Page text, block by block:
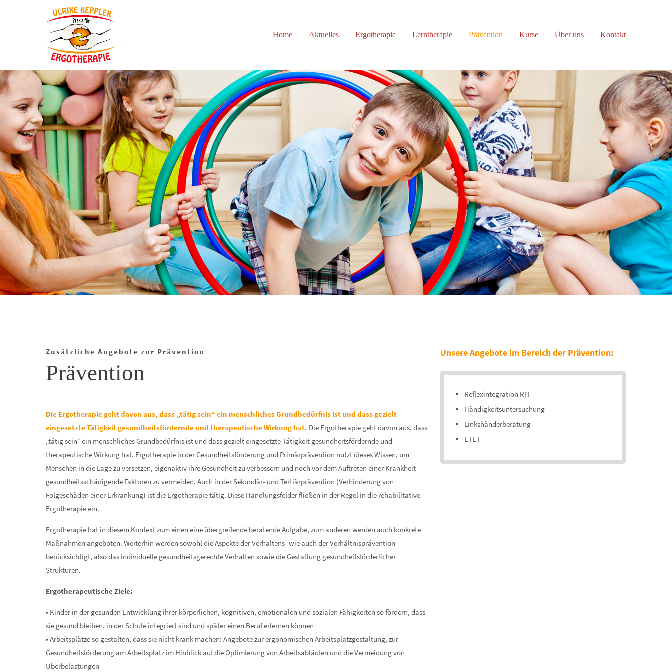
Login
Benutzername
Passwort
Anmelden
Register| Lost your password?
24h/ 365days
We offer support for our customers
Mon - Fri 8:00am - 5:00pm(GMT +1)
San Francisco, CA 94102
Have any questions?
+44 1234 567 890
Drop us a line
info@yourdomain.com
Aenean commodo ligula eget dolor.
Aenean massa. Cum sociis natoque
penatibus et magnis dis parturient
montes, nascetur ridiculus mus. Donec
quam felis, ultricies nec.
Home Aktuelles Ergotherapie Lerntherapie Prävention Kurse Über uns Kontakt
Zusätzliche Angebote zur Prävention
Prävention
Die Ergotherapie geht davon aus, dass „tätig sein“ ein menschliches Grundbedürfnis ist und dass gezielt
eingesetzte Tätigkeit gesundheitsfördernde und therapeutische Wirkung hat. Die Ergotherapie geht davon aus, dass
„tätig sein“ ein menschliches Grundbedürfnis ist und dass gezielt eingesetzte Tätigkeit gesundheitsfördernde und
therapeutische Wirkung hat. Ergotherapie in der Gesundheitsförderung und Primärprävention nutzt dieses Wissen, um
Menschen in die Lage zu versetzen, eigenaktiv ihre Gesundheit zu verbessern und noch vor dem Auftreten einer Krankheit
gesundheitsschädigende Faktoren zu vermeiden. Auch in der Sekundär- und Tertiärprävention (Verhinderung von
Folgeschäden einer Erkrankung) ist die Ergotherapie tätig. Diese Handlungsfelder fließen in der Regel in die rehabilitative
Ergotherapie ein.
Ergotherapie hat in diesem Kontext zum einen eine übergreifende beratende Aufgabe, zum anderen werden auch konkrete
Maßnahmen angeboten. Weiterhin werden sowohl die Aspekte der Verhaltens- wie auch der Verhältnisprävention
berücksichtigt, also das individuelle gesundheitsgerechte Verhalten sowie die Gestaltung gesundheitsförderlicher
Strukturen.
Ergotherapeutische Ziele:
• Kinder in der gesunden Entwicklung ihrer körperlichen, kognitiven, emotionalen und sozialen Fähigkeiten so fördern, dass
sie gesund bleiben, in der Schule integriert sind und später einen Beruf erlernen können
• Arbeitsplätze so gestalten, dass sie nicht krank machen: Angebote zur ergonomischen Arbeitsplatzgestaltung, zur
Gesundheitsförderung am Arbeitsplatz im Hinblick auf die Optimierung von Arbeitsabläufen und die Vermeidung von
Überbelastungen
Unsere Angebote im Bereich der Prävention:
Reflexintegration RIT
Händigkeitsuntersuchung
Linkshänderberatung
ETET